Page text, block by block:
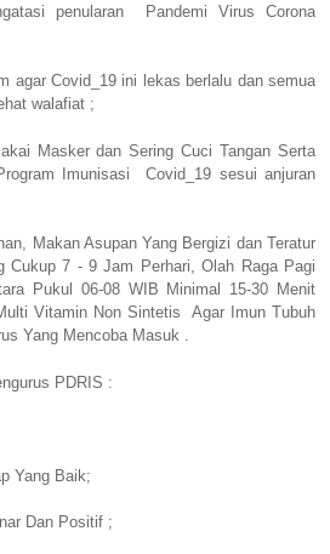
penularan Pandemi Virus Corona
agar Covid_19 ini lekas berlalu dan semua
walafiat ;
Masker dan Sering Cuci Tangan Serta
Imunisasi Covid_19 sesui anjuran
Makan Asupan Yang Bergizi dan Teratur
Cukup 7 - 9 Jam Perhari, Olah Raga Pagi
Pukul 06-08 WIB Minimal 15-30 Menit
Vitamin Non Sintetis Agar Imun Tubuh
Yang Mencoba Masuk .
PDRIS :
Yang Baik;
Dan Positif ;